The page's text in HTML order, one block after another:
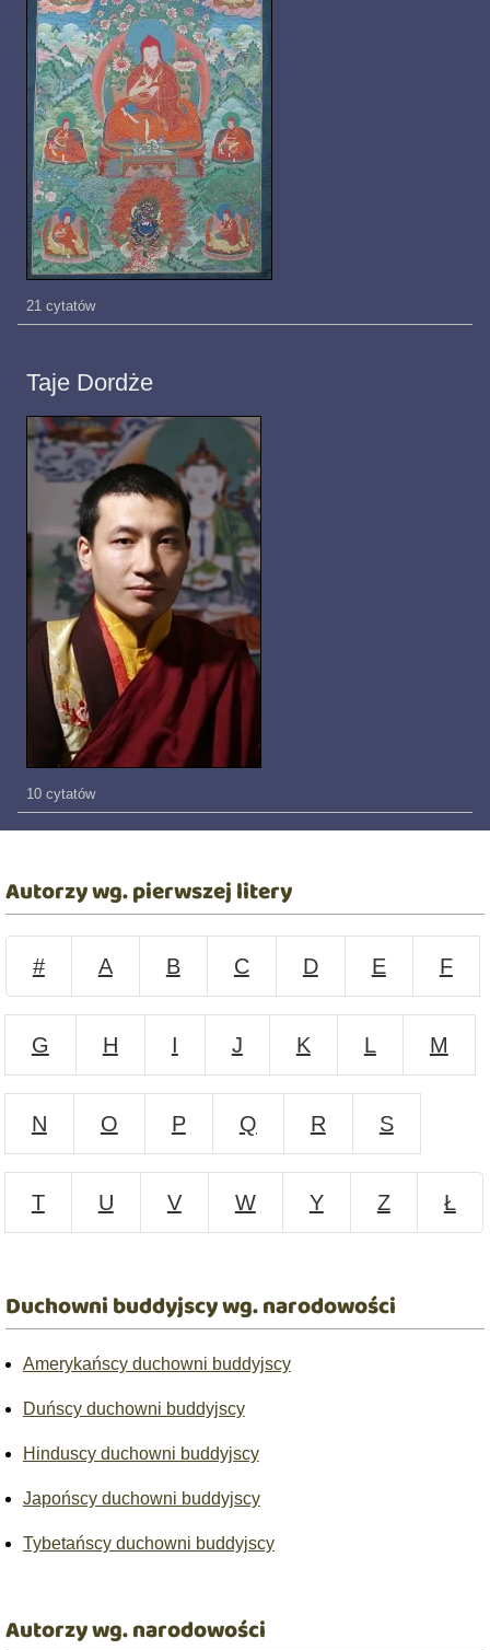
21 cytatów
Taje Dordże
10 cytatów
Autorzy wg. pierwszej litery
# A B C D E F
G H I J K L M
N O P Q R S
T U V W Y Z Ł
Duchowni buddyjscy wg. narodowości
Amerykańscy duchowni buddyjscy
Duńscy duchowni buddyjscy
Hinduscy duchowni buddyjscy
Japońscy duchowni buddyjscy
Tybetańscy duchowni buddyjscy
Autorzy wg. narodowości